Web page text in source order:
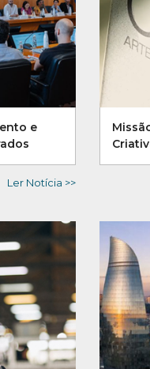
e
Ler Notícia >>